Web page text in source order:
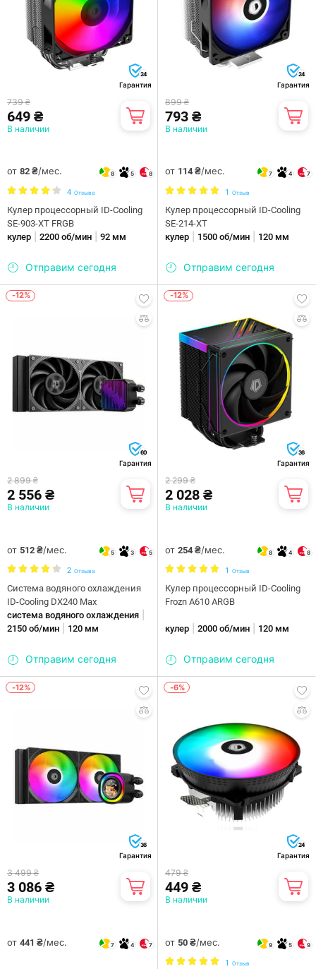
24
Гарантия
739 ₴
649 ₴
В наличии
от 82 ₴/мес. 8 5 8
4 Отзыва
Кулер процессорный ID-Cooling
SE-903-XT FRGB
кулер
2200 об/мин 92 мм
Отправим сегодня
24
Гарантия
899 ₴
793 ₴
В наличии
от 114 ₴/мес. 7 4 7
1 Отзыв
Кулер процессорный ID-Cooling
SE-214-XT
кулер
1500 об/мин 120 мм
Отправим сегодня
-12%
60
Гарантия
2 899 ₴
2 556 ₴
В наличии
от 512 ₴/мес. 5 3 5
2 Отзыва
Система водяного охлаждения
ID-Cooling DX240 Max
система водяного охлаждения
2150 об/мин 120 мм
Отправим сегодня
-12%
36
Гарантия
2 299 ₴
2 028 ₴
В наличии
от 254 ₴/мес. 8 4 8
1 Отзыв
Кулер процессорный ID-Cooling
Frozn A610 ARGB
кулер 2000 об/мин 120 мм
Отправим сегодня
-12%
36
Гарантия
3 499 ₴
3 086 ₴
В наличии
от 441 ₴/мес. 7 4 7
-6%
24
Гарантия
479 ₴
449 ₴
В наличии
от 50 ₴/мес. 9 5 9
1 Отзыв